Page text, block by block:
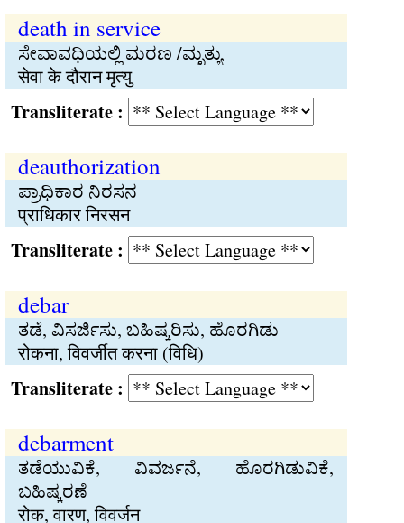
death in service
ಸೇವಾವಧಿಯಲ್ಲಿ ಮರಣ /ಮೃತ್ಯು
सेवा के दौरान मृत्यु
:
deauthorization
ಪ್ರಾಧಿಕಾರ ನಿರಸನ
प्राधिकार निरसन
:
debar
ತಡೆ, ವಿಸರ್ಜಿಸು, ಬಹಿಷ್ಕರಿಸು, ಹೊರಗಿಡು
रोकना, विवर्जीत करना (विधि)
:
debarment
ತಡೆಯುವಿಕೆ, ವಿವರ್ಜನೆ, ಹೊರಗಿಡುವಿಕೆ,
ಬಹಿಷ್ಕರಣೆ
रोक, वारण, विवर्जन